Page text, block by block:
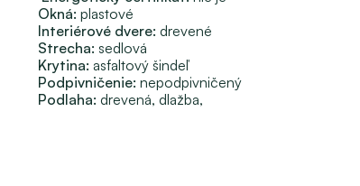
majiteľ má možnosť prevziať existujúce know-how aj
celoročným dopytom a stabilným výnosom.
a dostupnosti – nachádza sa v srdci prírody, no
a obľúbených tatranských wellness rezortov.
citlivo prispôsobeným okolitému prostrediu, bez
Okná: plastové
Interiérové dvere: drevené
Strecha: sedlová
Krytina: asfaltový šindeľ
Podpivničenie: nepodpivničený
Podlaha: drevená, dlažba,